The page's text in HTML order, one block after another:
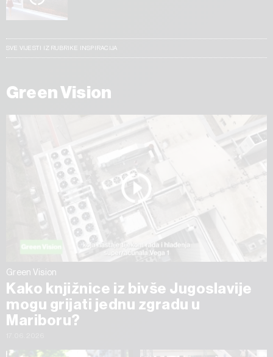
SVE VIJESTI IZ RUBRIKE INSPIRACIJA
Green Vision
Green Vision
Kako knjižnice iz bivše Jugoslavije
mogu grijati jednu zgradu u
Mariboru?